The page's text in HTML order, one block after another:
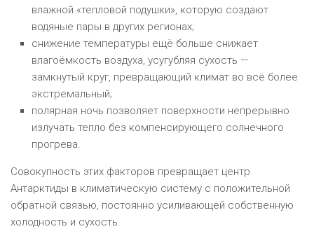
влажной «тепловой подушки», которую создают
водяные пары в других регионах;
снижение температуры ещё больше снижает
влагоёмкость воздуха, усугубляя сухость —
замкнутый круг, превращающий климат во всё более
экстремальный;
полярная ночь позволяет поверхности непрерывно
излучать тепло без компенсирующего солнечного
прогрева.
Совокупность этих факторов превращает центр
Антарктиды в климатическую систему с положительной
обратной связью, постоянно усиливающей собственную
холодность и сухость.